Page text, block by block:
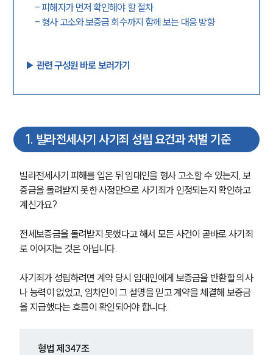
- 피해자가 먼저 확인해야 할 절차
- 형사 고소와 보증금 회수까지 함께 보는 대응 방향
▶︎ 관련 구성원 바로 보러가기
1. 빌라전세사기 사기죄 성립 요건과 처벌 기준
빌라전세사기 피해를 입은 뒤 임대인을 형사 고소할 수 있는지, 보
증금을 돌려받지 못한 사정만으로 사기죄가 인정되는지 확인하고
계신가요?
전세보증금을 돌려받지 못했다고 해서 모든 사건이 곧바로 사기죄
로 이어지는 것은 아닙니다.
사기죄가 성립하려면 계약 당시 임대인에게 보증금을 반환할 의사
나 능력이 없었고, 임차인이 그 설명을 믿고 계약을 체결해 보증금
을 지급했다는 흐름이 확인되어야 합니다.
형법 제347조